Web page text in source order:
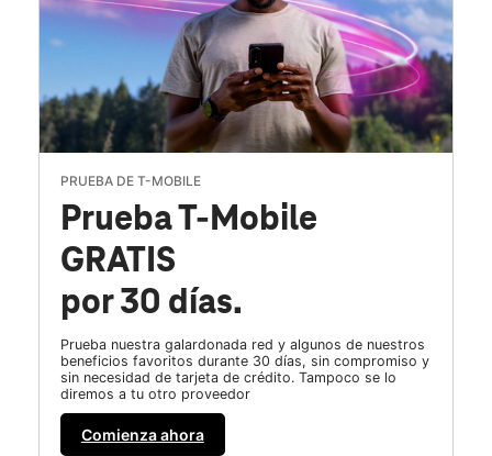
PRUEBA DE T-MOBILE
Prueba T-Mobile
GRATIS
por 30 días.
Prueba nuestra galardonada red y algunos de nuestros
beneficios favoritos durante 30 días, sin compromiso y
sin necesidad de tarjeta de crédito. Tampoco se lo
diremos a tu otro proveedor
Comienza ahora